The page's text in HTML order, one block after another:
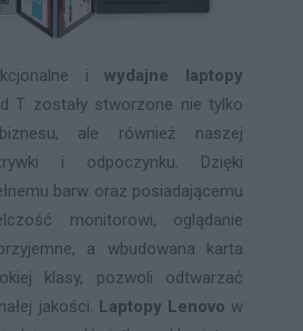
iwydajne laptopy
T zostały stworzone nie tylko
ale również naszej
i odpoczynku. Dzięki
barw oraz posiadającemu
monitorowi, oglądanie
a wbudowana karta
klasy, pozwoli odtwarzać
jakości. Laptopy Lenovo w